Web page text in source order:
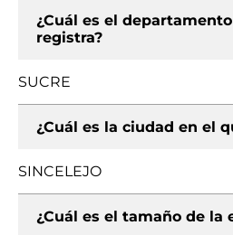
¿Cuál es el
registra?
SUCRE
¿Cuál es la ciudad en el
SINCELEJO
¿Cuál es el tamaño de la